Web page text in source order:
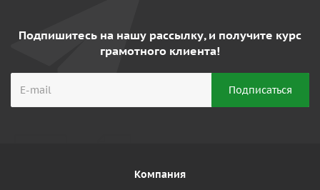
Подпишитесь на нашу рассылку, и получите курс
грамотного клиента!
Компания